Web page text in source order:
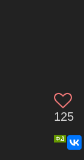
125